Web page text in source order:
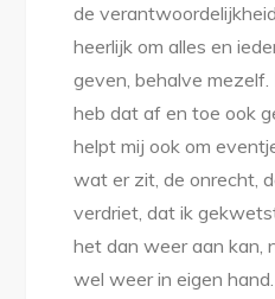
de
heerlijk om alles en
geven, behalve mezelf.
heb dat af en toe ook
helpt mij ook om
wat er zit, de onrecht,
verdriet, dat ik
het dan weer aan kan,
wel weer in eigen